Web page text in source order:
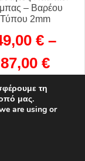
– Βαρέου
Τύπου 2mm
€ –
87,00€
ΕΠΙΛΟΓΉ
τη
μας.
are using or